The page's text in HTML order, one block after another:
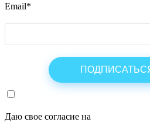
Email*
Даю свое согласие на